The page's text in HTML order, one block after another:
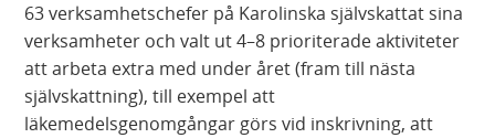
63 verksamhetschefer på Karolinska självskattat sina
verksamheter och valt ut 4–8 prioriterade aktiviteter
att arbeta extra med under året (fram till nästa
självskattning), till exempel att
läkemedelsgenomgångar görs vid inskrivning, att